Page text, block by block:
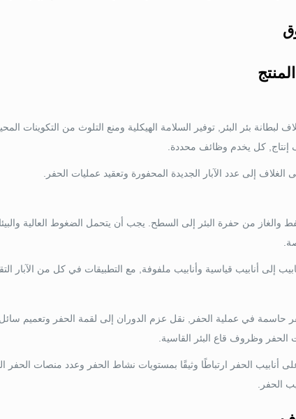
لبطانة بئر البئر, توفير السلامة الهيكلية ومنع التلوث من
إنتاج, كل يخدم وظائف محددة.
إلى عدد الآبار الجديدة المحفورة وتعقيد عمليات الحفر.
والغاز من حفرة البئر إلى السطح. يجب أن يتحمل الضغوط العالية
إلى أنابيب قياسية وأنابيب ملفوفة, مع التطبيقات في كل من الآبار
حاسمة في عملية الحفر, نقل عزم الدوران إلى لقمة الحفر وتعميم
الحفر وظروف قاع البئر القاسية.
أنابيب الحفر ارتباطًا وثيقًا بمستويات نشاط الحفر وعدد منصات
الحفر.